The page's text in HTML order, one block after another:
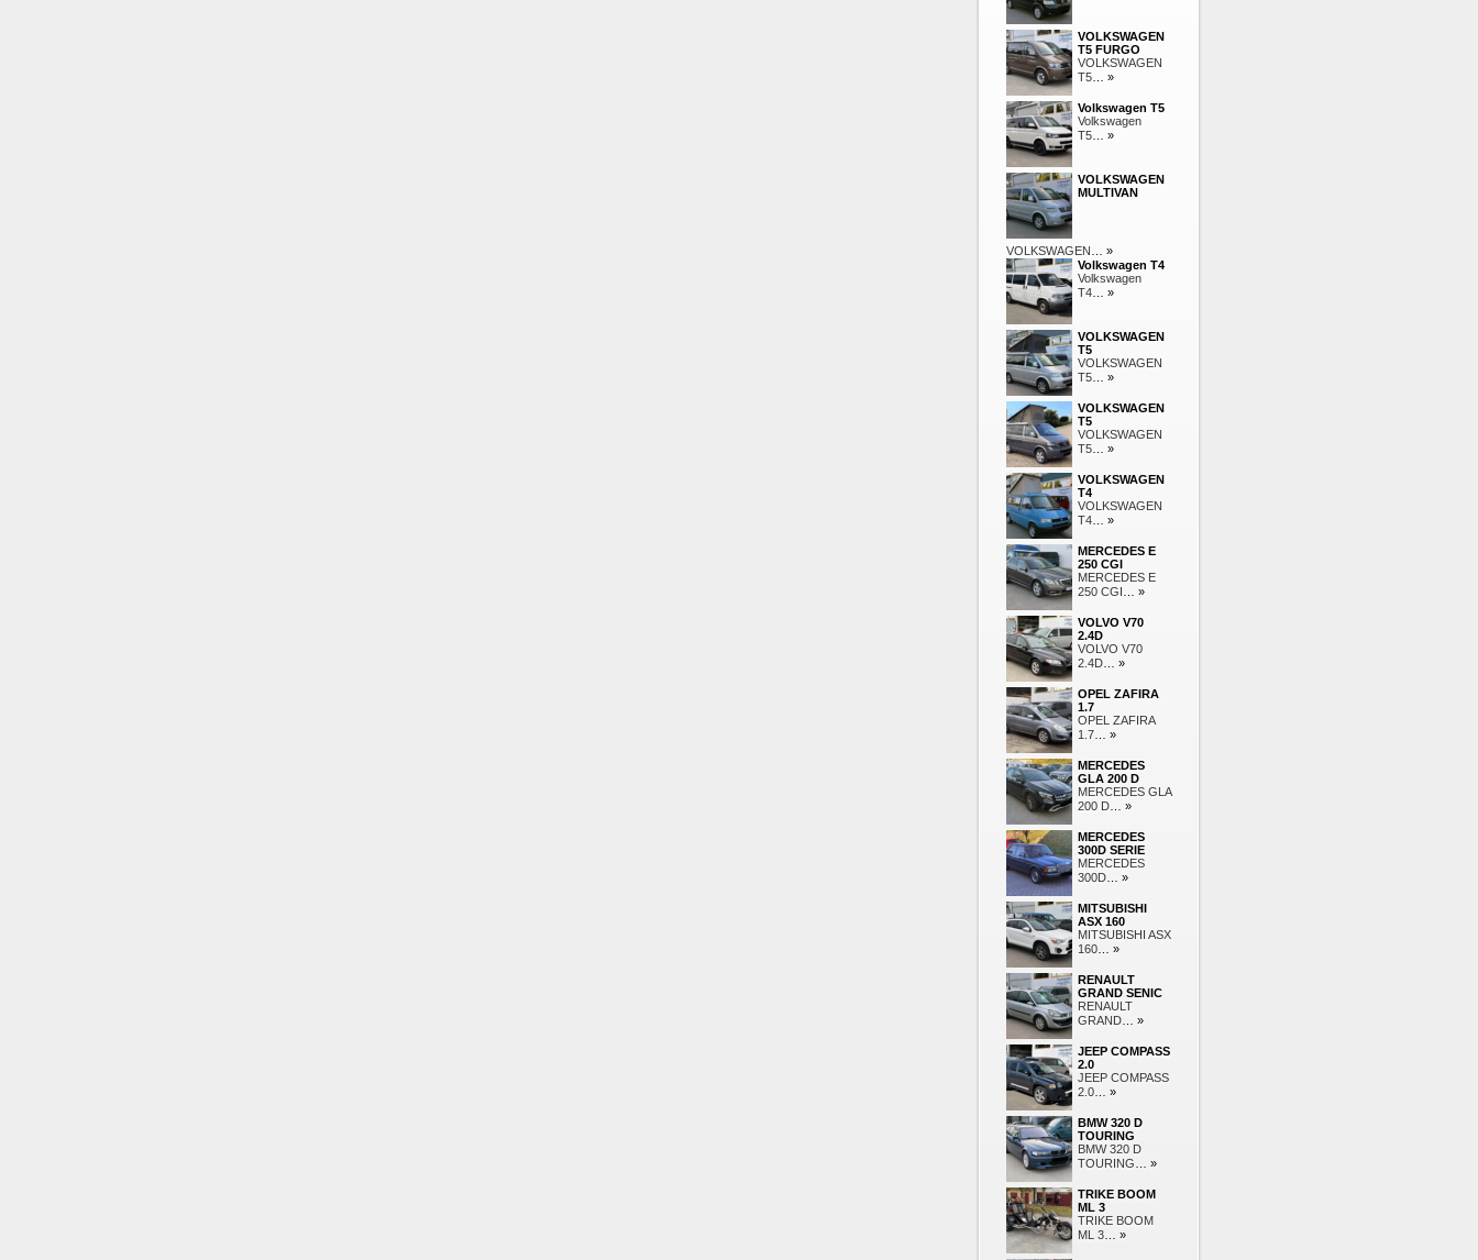
VOLKSWAGEN
T5 FURGO
VOLKSWAGEN
T5 … »
Volkswagen T5
Volkswagen
T5 … »
VOLKSWAGEN
MULTIVAN
VOLKSWAGEN … »
Volkswagen T4
Volkswagen
T4 … »
VOLKSWAGEN
T5
VOLKSWAGEN
T5 … »
VOLKSWAGEN
T5
VOLKSWAGEN
T5 … »
VOLKSWAGEN
T4
VOLKSWAGEN
T4 … »
MERCEDES E
250 CGI
MERCEDES E
250 CGI … »
VOLVO V70
2.4D
VOLVO V70
2.4D … »
OPEL ZAFIRA
1.7
OPEL ZAFIRA
1.7 … »
MERCEDES
GLA 200 D
MERCEDES GLA
200 D … »
MERCEDES
300D SERIE
MERCEDES
300D … »
MITSUBISHI
ASX 160
MITSUBISHI ASX
160 … »
RENAULT
GRAND SENIC
RENAULT
GRAND … »
JEEP COMPASS
2.0
JEEP COMPASS
2.0 … »
BMW 320 D
TOURING
BMW 320 D
TOURING … »
TRIKE BOOM
ML 3
TRIKE BOOM
ML 3 … »